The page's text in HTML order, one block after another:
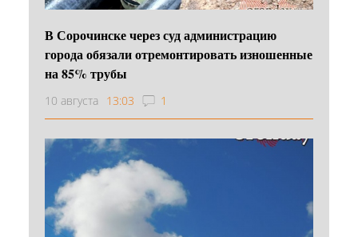
В Сорочинске через суд администрацию
города обязали отремонтировать изношенные
на 85% трубы
10 августа 13:03 1